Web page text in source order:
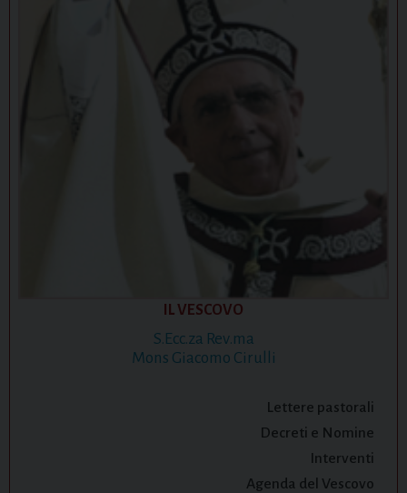
IL VESCOVO
S.Ecc.za Rev.ma
Mons Giacomo Cirulli
Lettere pastorali
Decreti e Nomine
Interventi
Agenda del Vescovo